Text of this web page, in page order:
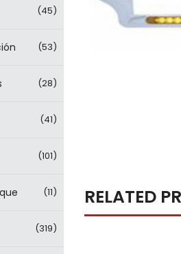
(45)
(53)
(28)
(41)
(101)
(11)
(319)
RELATED